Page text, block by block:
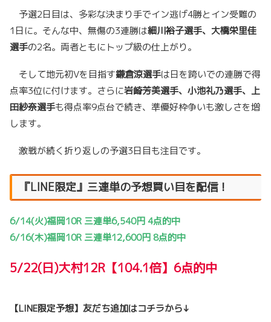
予選2日目は、多彩な決まり手でイン逃げ4勝とイン受難の
1日に。そんな中、無傷の3連勝は細川裕子選手、大橋栄里佳
選手の2名。両者ともにトップ級の仕上がり。
そして地元初Vを目指す鎌倉涼選手は日を跨いでの連勝で得
点率3位に付けます。さらに岩崎芳美選手、小池礼乃選手、上
田紗奈選手も得点率9点台で続き、準優好枠争いも激しさを増
します。
激戦が続く折り返しの予選3日目も注目です。
『LINE限定』三連単の予想買い目を配信！
6/14(火)福岡10R 三連単6,540円 4点的中
6/16(木)福岡10R 三連単12,600円 8点的中
5/22(日)大村12R【104.1倍】6点的中
【LINE限定予想】友だち追加はコチラから↓